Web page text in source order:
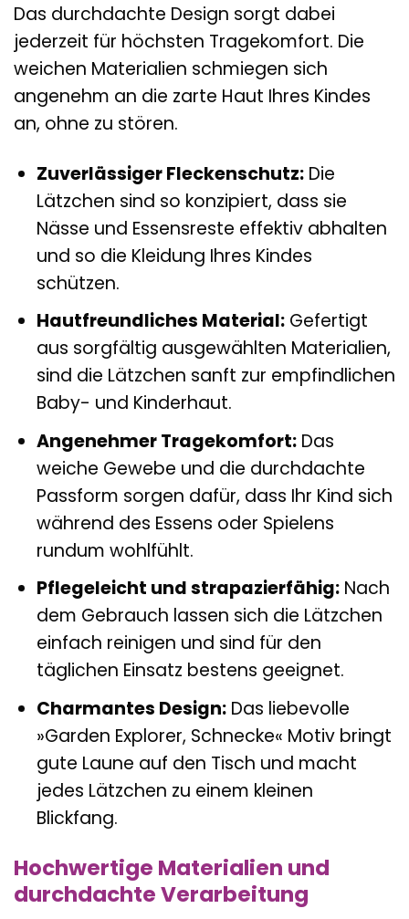
Das durchdachte Design sorgt dabei
jederzeit für höchsten Tragekomfort. Die
weichen Materialien schmiegen sich
angenehm an die zarte Haut Ihres Kindes
an, ohne zu stören.
Zuverlässiger Fleckenschutz:Die
Lätzchen sind so konzipiert, dass sie
Nässe und Essensreste effektiv abhalten
und so die Kleidung Ihres Kindes
schützen.
Hautfreundliches Material:Gefertigt
aus sorgfältig ausgewählten Materialien,
sind die Lätzchen sanft zur empfindlichen
Baby- und Kinderhaut.
Angenehmer Tragekomfort:Das
weiche Gewebe und die durchdachte
Passform sorgen dafür, dass Ihr Kind sich
während des Essens oder Spielens
rundum wohlfühlt.
Pflegeleicht und strapazierfähig:Nach
dem Gebrauch lassen sich die Lätzchen
einfach reinigen und sind für den
täglichen Einsatz bestens geeignet.
Charmantes Design:Das liebevolle
»Garden Explorer, Schnecke« Motiv bringt
gute Laune auf den Tisch und macht
jedes Lätzchen zu einem kleinen
Blickfang.
Hochwertige Materialien und
durchdachte Verarbeitung